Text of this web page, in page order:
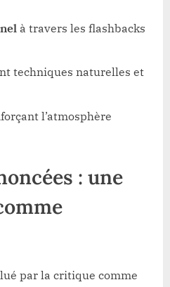
à travers les flashbacks
techniques naturelles et
l’atmosphère
: une
par la critique comme